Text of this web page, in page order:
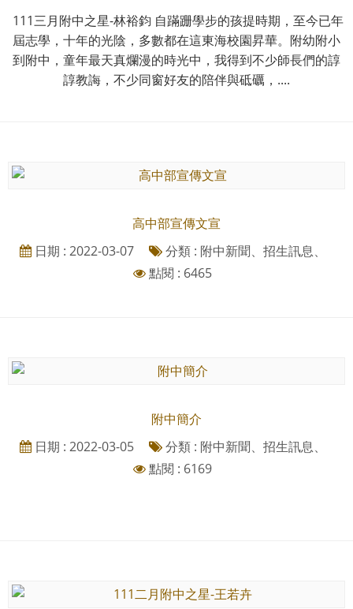
111三月附中之星-林裕鈞 自蹣跚學步的孩提時期，至今已年
屆志學，十年的光陰，多數都在這東海校園昇華。附幼附小
到附中，童年最天真爛漫的時光中，我得到不少師長們的諄
諄教誨，不少同窗好友的陪伴與砥礪，....
高中部宣傳文宣
日期 : 2022-03-07
分類 : 附中新聞、招生訊息、
點閱 : 6465
附中簡介
日期 : 2022-03-05
分類 : 附中新聞、招生訊息、
點閱 : 6169